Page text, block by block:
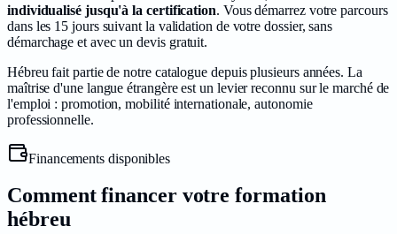
individualisé jusqu'à la certification. Vous démarrez votre parcours
dans les 15 jours suivant la validation de votre dossier, sans
démarchage et avec un devis gratuit.
Hébreu fait partie de notre catalogue depuis plusieurs années. La
maîtrise d'une langue étrangère est un levier reconnu sur le marché de
l'emploi : promotion, mobilité internationale, autonomie
professionnelle.
Financements disponibles
Comment financer votre formation
hébreu